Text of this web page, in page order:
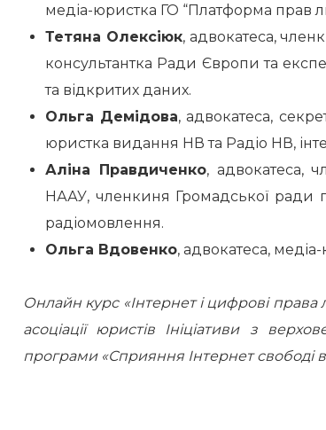
медіа-юристка ГО “Платформа прав
Тетяна Олексіюк, адвокатеса,
консультантка Ради Європи та
та відкритих даних.
Ольга Демідова, адвокатеса,
юристка видання НВ та Радіо НВ,
Аліна Правдиченко, адвокатеса,
НААУ, членкиня Громадської ради
радіомовлення.
Ольга Вдовенко, адвокатеса,
Онлайн курс «Інтернет і цифрові
асоціації юристів Ініціативи з
програми «Сприяння Інтернет свободі в